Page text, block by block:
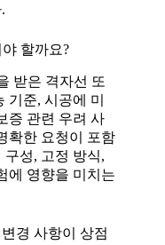
할까요?
받은 격자선 또
기준, 시공에 미
증 관련 우려 사
확한 요청이 포함
구성, 고정 방식,
에 영향을 미치는
경 사항이 상점